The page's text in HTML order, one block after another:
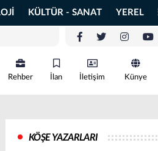
KÜLTÜR - SANAT YEREL
Rehber İlan İletişim Künye
KÖŞE YAZARLARI